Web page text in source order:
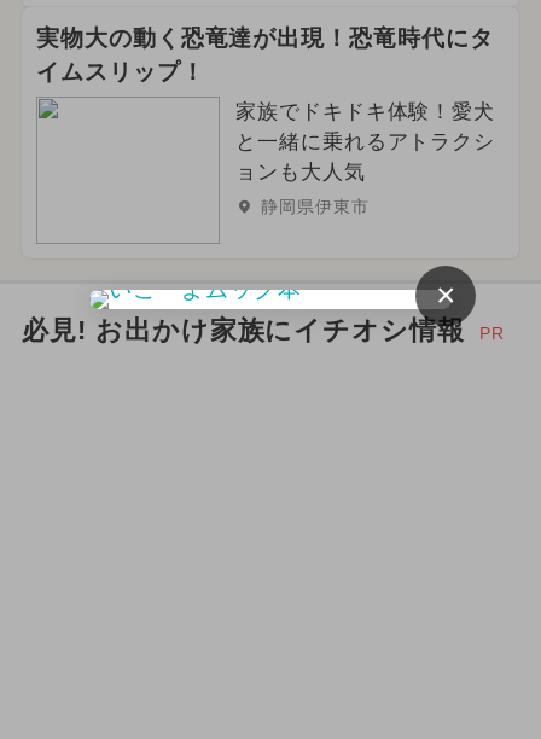
実物大の動く恐竜達が出現！恐竜時代にタ
イムスリップ！
家族でドキドキ体験！愛犬
と一緒に乗れるアトラクシ
ョンも大人気
静岡県伊東市
必見! お出かけ家族にイチオシ情報 PR
×